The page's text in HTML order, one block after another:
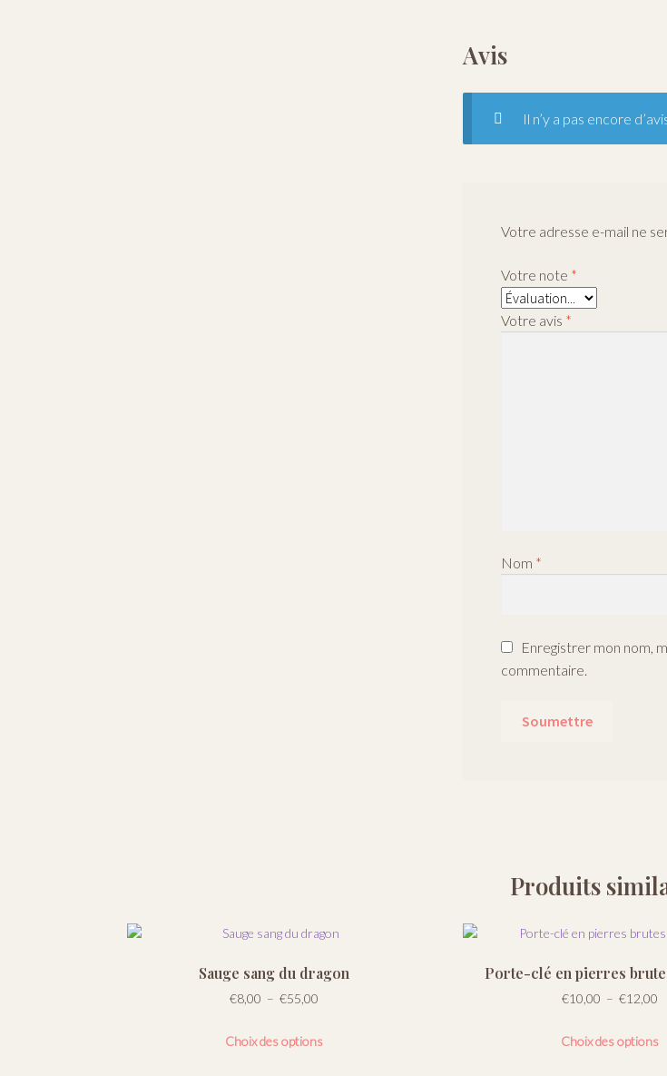
Avis
Il n’y a pas encore
Votre adresse e-mail ne
Votre note *
Votre avis *
Nom *
Enregistrer mon nom,
commentaire.
Produits
Sauge sang du dragon
€8,00 – €55,00Plage
prix :
Choix des options
Porte-clé en pierres
€10,00 – €12,00
Choix des options